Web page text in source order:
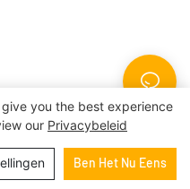
you the best experience
our Privacybeleid
Ben Het Nu Eens